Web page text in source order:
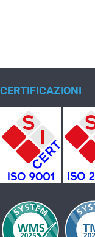
CERTIFICAZIONI